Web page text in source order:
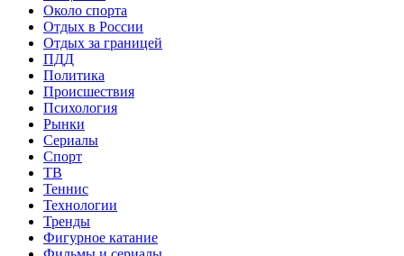
Около спорта
Отдых в России
Отдых за границей
ПДД
Политика
Происшествия
Психология
Рынки
Сериалы
Спорт
ТВ
Теннис
Технологии
Тренды
Фигурное катание